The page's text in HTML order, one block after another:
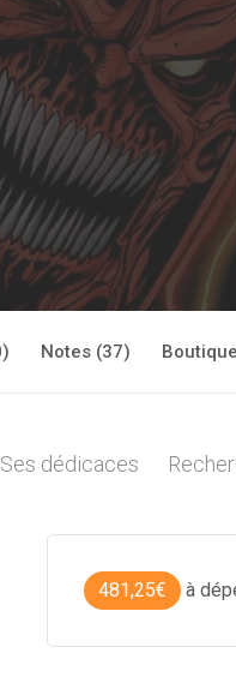
Notes (37) Boutique
Ses dédicaces
481,25€ à